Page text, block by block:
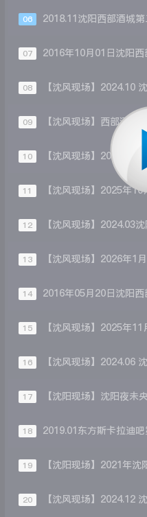
06 2018.11沈阳西部酒城
07
08
09
10
11
12
13
14
15
16
17
18
19
20